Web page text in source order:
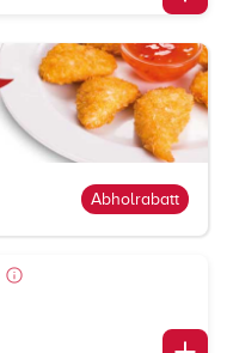
Abholrabatt